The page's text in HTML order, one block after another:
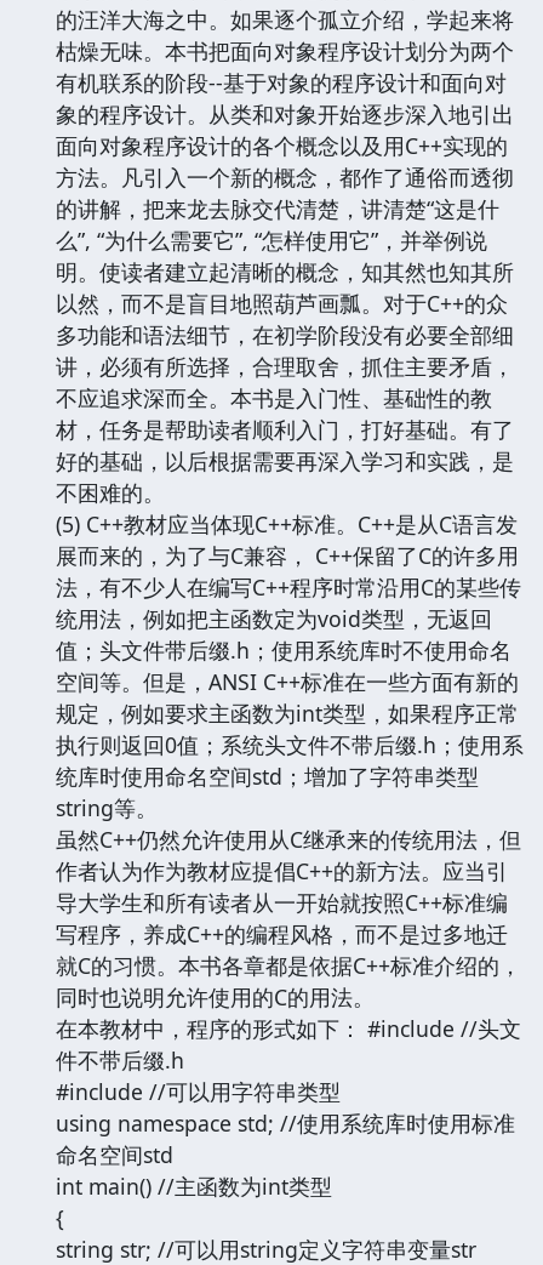
的汪洋大海之中。如果逐个孤立介绍，学起来将
枯燥无味。本书把面向对象程序设计划分为两个
有机联系的阶段--基于对象的程序设计和面向对
象的程序设计。从类和对象开始逐步深入地引出
面向对象程序设计的各个概念以及用C++实现的
方法。凡引入一个新的概念，都作了通俗而透彻
的讲解，把来龙去脉交代清楚，讲清楚“这是什
么”, “为什么需要它”, “怎样使用它”，并举例说
明。使读者建立起清晰的概念，知其然也知其所
以然，而不是盲目地照葫芦画瓢。对于C++的众
多功能和语法细节，在初学阶段没有必要全部细
讲，必须有所选择，合理取舍，抓住主要矛盾，
不应追求深而全。本书是入门性、基础性的教
材，任务是帮助读者顺利入门，打好基础。有了
好的基础，以后根据需要再深入学习和实践，是
不困难的。
(5) C++教材应当体现C++标准。C++是从C语言发
展而来的，为了与C兼容， C++保留了C的许多用
法，有不少人在编写C++程序时常沿用C的某些传
统用法，例如把主函数定为void类型，无返回
值；头文件带后缀.h；使用系统库时不使用命名
空间等。但是，ANSI C++标准在一些方面有新的
规定，例如要求主函数为int类型，如果程序正常
执行则返回0值；系统头文件不带后缀.h；使用系
统库时使用命名空间std；增加了字符串类型
string等。
虽然C++仍然允许使用从C继承来的传统用法，但
作者认为作为教材应提倡C++的新方法。应当引
导大学生和所有读者从一开始就按照C++标准编
写程序，养成C++的编程风格，而不是过多地迁
就C的习惯。本书各章都是依据C++标准介绍的，
同时也说明允许使用的C的用法。
在本教材中，程序的形式如下： #include //头文
件不带后缀.h
#include //可以用字符串类型
using namespace std; //使用系统库时使用标准
命名空间std
int main() //主函数为int类型
{
string str; //可以用string定义字符串变量str